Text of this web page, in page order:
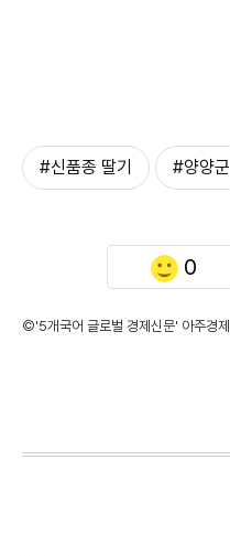
#신품종 딸기 #양양군
0
©'5개국어 글로벌 경제신문' 아주경제